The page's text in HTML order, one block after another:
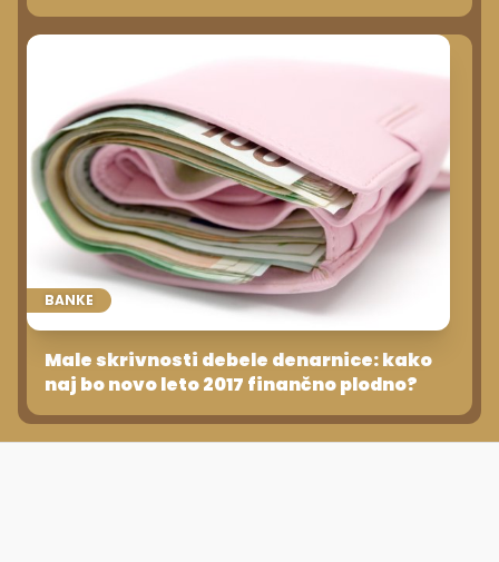
BANKE
Male skrivnosti debele denarnice: kako
naj bo novo leto 2017 finančno plodno?